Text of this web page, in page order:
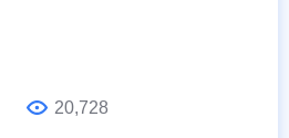
20,728